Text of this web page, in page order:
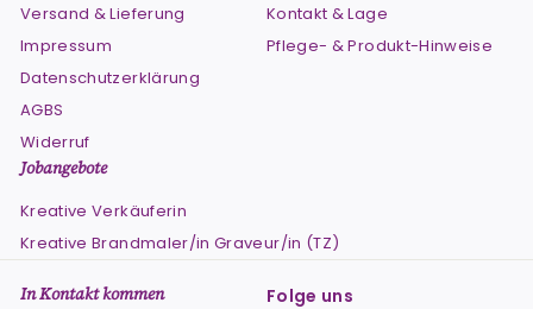
Versand & Lieferung
Impressum
Datenschutzerklärung
AGBS
Widerruf
Kontakt & Lage
Pflege- & Produkt-Hinweise
Jobangebote
Kreative Verkäuferin
Kreative Brandmaler/in Graveur/in (TZ)
In Kontakt kommen Folge uns